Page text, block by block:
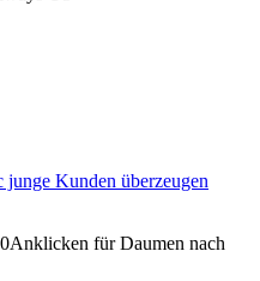
Kunden überzeugen
0Anklicken für Daumen nach